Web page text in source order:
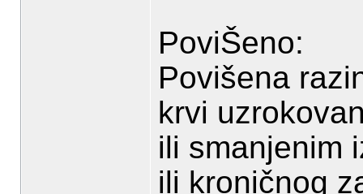
PoviŠeno:
Povišena
krvi
ili smanjenim
ili kroničnog